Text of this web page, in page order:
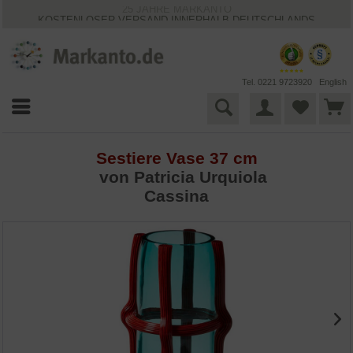
KOSTENLOSER VERSAND INNERHALB DEUTSCHLANDS
VIELFÄLTIGE ZAHLUNGSMÖGLICHKEITEN
BESTPRICE-GARANTIE
Tel. 0221 9723920 English
Sestiere Vase 37 cm
von Patricia Urquiola
Cassina